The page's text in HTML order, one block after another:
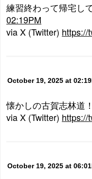
練習終わって帰宅し
02:19PM
via X (Twitter) https://
October 19, 2025 at
懐かしの古賀志林道
via X (Twitter) https://
October 19, 2025 at